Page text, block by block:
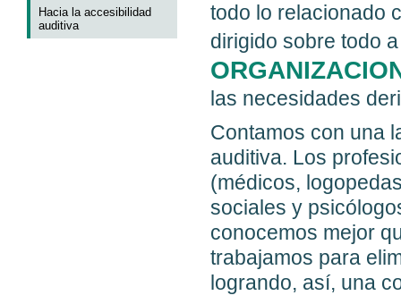
todo lo relacionado
dirigido sobre todo
las necesidades
Contamos con una
auditiva. Los
(médicos,
sociales y
conocemos mejor
trabajamos para
logrando, así, una
Hacia la accesibilidad
auditiva